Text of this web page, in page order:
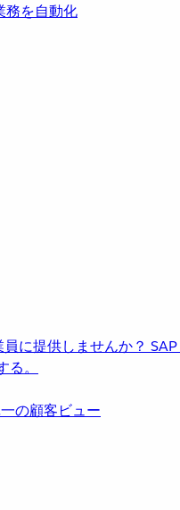
務を自動化
に提供しませんか？ SAP
。
の顧客ビュー